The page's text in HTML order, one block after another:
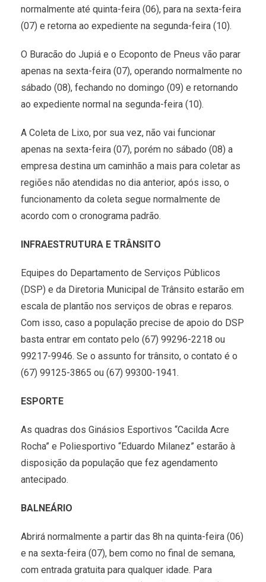
normalmente até quinta-feira (06), para na sexta-feira
(07) e retorna ao expediente na segunda-feira (10).
O Buracão do Jupiá e o Ecoponto de Pneus vão parar
apenas na sexta-feira (07), operando normalmente no
sábado (08), fechando no domingo (09) e retornando
ao expediente normal na segunda-feira (10).
A Coleta de Lixo, por sua vez, não vai funcionar
apenas na sexta-feira (07), porém no sábado (08) a
empresa destina um caminhão a mais para coletar as
regiões não atendidas no dia anterior, após isso, o
funcionamento da coleta segue normalmente de
acordo com o cronograma padrão.
INFRAESTRUTURA E TRÂNSITO
Equipes do Departamento de Serviços Públicos
(DSP) e da Diretoria Municipal de Trânsito estarão em
escala de plantão nos serviços de obras e reparos.
Com isso, caso a população precise de apoio do DSP
basta entrar em contato pelo (67) 99296-2218 ou
99217-9946. Se o assunto for trânsito, o contato é o
(67) 99125-3865 ou (67) 99300-1941.
ESPORTE
As quadras dos Ginásios Esportivos “Cacilda Acre
Rocha” e Poliesportivo “Eduardo Milanez” estarão à
disposição da população que fez agendamento
antecipado.
BALNEÁRIO
Abrirá normalmente a partir das 8h na quinta-feira (06)
e na sexta-feira (07), bem como no final de semana,
com entrada gratuita para qualquer idade. Para